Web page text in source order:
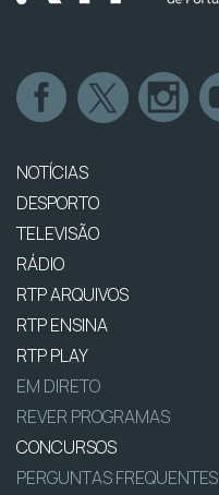
NOTÍCIAS
DESPORTO
TELEVISÃO
RÁDIO
RTP ARQUIVOS
RTP ENSINA
RTP PLAY
EM DIRETO
REVER PROGRAMAS
CONCURSOS
PERGUNTAS FREQUENTES